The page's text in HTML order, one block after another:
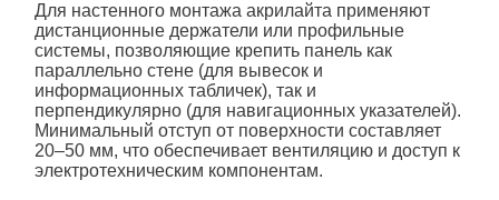
Для настенного монтажа акрилайта применяют
дистанционные держатели или профильные
системы, позволяющие крепить панель как
параллельно стене (для вывесок и
информационных табличек), так и
перпендикулярно (для навигационных указателей).
Минимальный отступ от поверхности составляет
20–50 мм, что обеспечивает вентиляцию и доступ к
электротехническим компонентам.